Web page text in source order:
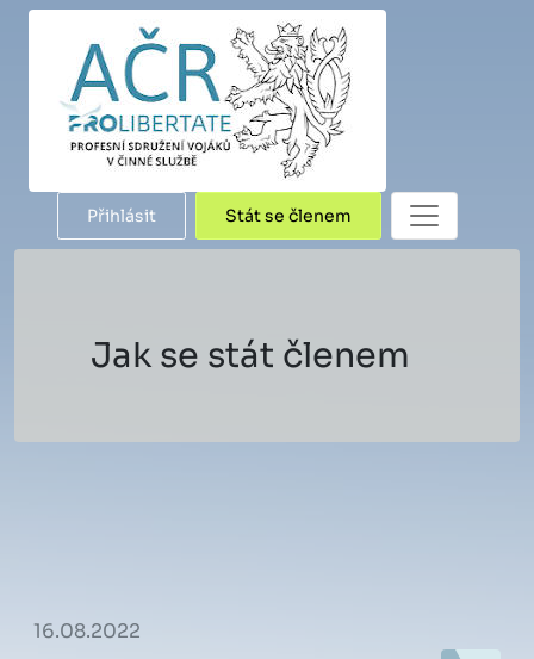
Přihlásit Stát se členem
Jak se stát členem
16.08.2022